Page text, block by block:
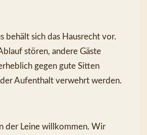
behält sich das Hausrecht vor.
stören, andere Gäste
gegen gute Sitten
Aufenthalt verwehrt werden.
der Leine willkommen. Wir